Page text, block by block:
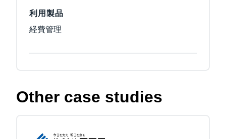
利用製品
経費管理
Other case studies